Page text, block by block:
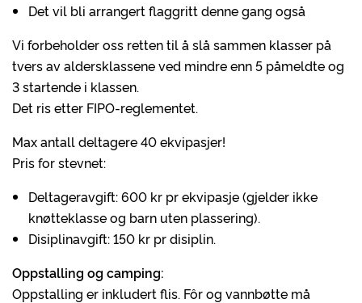
Det vil bli arrangert flaggritt denne gang også
Vi forbeholder oss retten til å slå sammen klasser på
tvers av aldersklassene ved mindre enn 5 påmeldte og
3 startende i klassen.
Det ris etter FIPO-reglementet.
Max antall deltagere 40 ekvipasjer!
Pris for stevnet:
Deltageravgift: 600 kr pr ekvipasje (gjelder ikke
knøtteklasse og barn uten plassering).
Disiplinavgift: 150 kr pr disiplin.
Oppstalling og camping:
Oppstalling er inkludert flis. Fôr og vannbøtte må